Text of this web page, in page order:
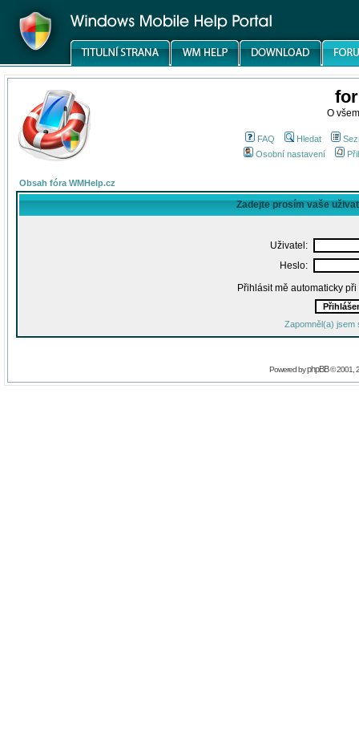
O
FAQ Hledat
Osobní nastavení
Obsah fóra WMHelp.cz
Zadejte prosím vaše
Uživatel:
Heslo:
Přihlásit mě automaticky
Zapomněl(a) jsem
Powered byphpBB© 2001,